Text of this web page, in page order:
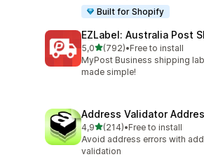
Built for Shopify
EZLabel: Australia Post
5,0stelle su 5
(792)
792 recensioni totali
•Free to install
MyPost Business shipping
made simple!
Address Validator
4,9stelle su 5
(214)
214 recensioni totali
•Free to install
Avoid address errors with
validation